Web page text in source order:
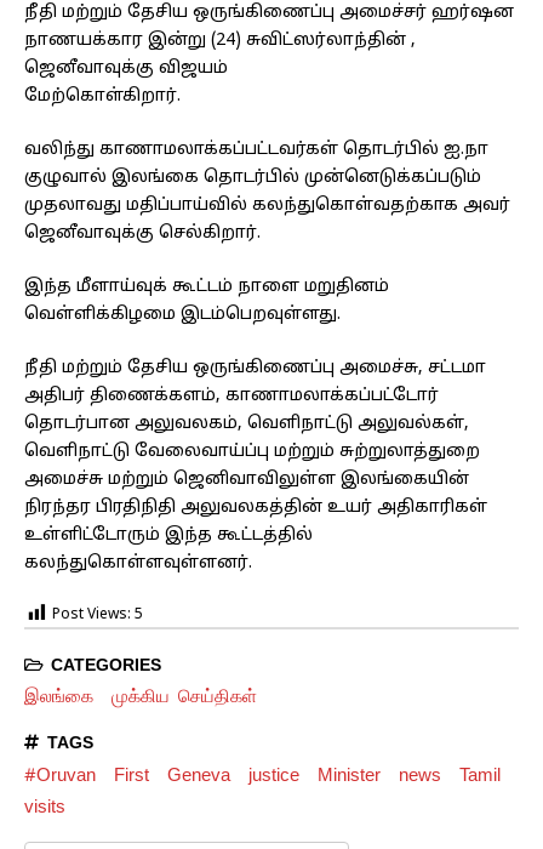
நீதி மற்றும் தேசிய ஒருங்கிணைப்பு அமைச்சர் ஹர்ஷன
நாணயக்கார இன்று (24) சுவிட்ஸர்லாந்தின் ,
ஜெனீவாவுக்கு விஜயம்
மேற்கொள்கிறார்.
வலிந்து காணாமலாக்கப்பட்டவர்கள் தொடர்பில் ஐ.நா
குழுவால் இலங்கை தொடர்பில் முன்னெடுக்கப்படும்
முதலாவது மதிப்பாய்வில் கலந்துகொள்வதற்காக அவர்
ஜெனீவாவுக்கு செல்கிறார்.
இந்த மீளாய்வுக் கூட்டம் நாளை மறுதினம்
வெள்ளிக்கிழமை இடம்பெறவுள்ளது.
நீதி மற்றும் தேசிய ஒருங்கிணைப்பு அமைச்சு, சட்டமா
அதிபர் திணைக்களம், காணாமலாக்கப்பட்டோர்
தொடர்பான அலுவலகம், வெளிநாட்டு அலுவல்கள்,
வெளிநாட்டு வேலைவாய்ப்பு மற்றும் சுற்றுலாத்துறை
அமைச்சு மற்றும் ஜெனிவாவிலுள்ள இலங்கையின்
நிரந்தர பிரதிநிதி அலுவலகத்தின் உயர் அதிகாரிகள்
உள்ளிட்டோரும் இந்த கூட்டத்தில்
கலந்துகொள்ளவுள்ளனர்.
Post Views: 5
CATEGORIES
இலங்கை முக்கிய செய்திகள்
TAGS
#Oruvan First Geneva justice Minister news
Tamil
visits